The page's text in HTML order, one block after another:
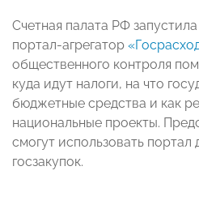
Счетная палата РФ
портал-агрегатор
общественного контроля
куда идут налоги, на что
бюджетные средства и как
национальные проекты.
смогут использовать портал
госзакупок.